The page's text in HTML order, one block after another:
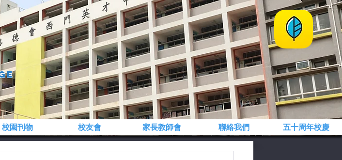
校園刊物 校友會 家長教師會 聯絡我們 五十周年校慶